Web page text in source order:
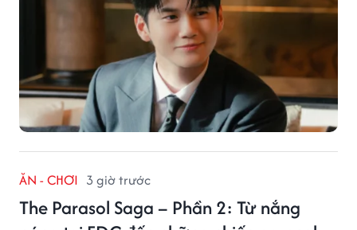
ĂN - CHƠI 3 giờ trước
The Parasol Saga – Phần 2: Từ nắng